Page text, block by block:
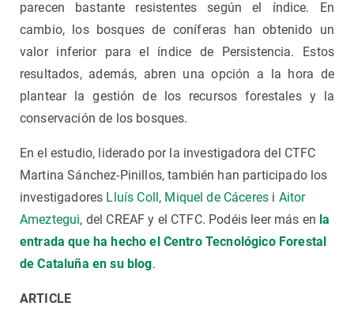
parecen bastante resistentes según el índice. En
cambio, los bosques de coníferas han obtenido un
valor inferior para el índice de Persistencia. Estos
resultados, además, abren una opción a la hora de
plantear la gestión de los recursos forestales y la
conservación de los bosques.
En el estudio, liderado por la investigadora del CTFC
Martina Sánchez-Pinillos, también han participado los
investigadores Lluís Coll, Miquel de Cáceres i Aitor
Ameztegui, del CREAF y el CTFC. Podéis leer más en la
entrada que ha hecho el Centro Tecnológico Forestal
de Cataluña en su blog.
ARTICLE